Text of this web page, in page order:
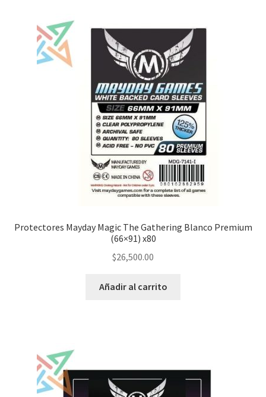
Protectores Mayday Magic The Gathering Blanco Premium
(66×91) x80
$26,500.00
Añadir al carrito